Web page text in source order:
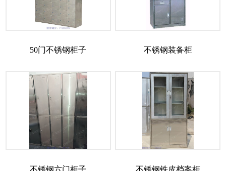
50门不锈钢柜子 不锈钢装备柜
不锈钢六门柜子 不锈钢铁皮档案柜